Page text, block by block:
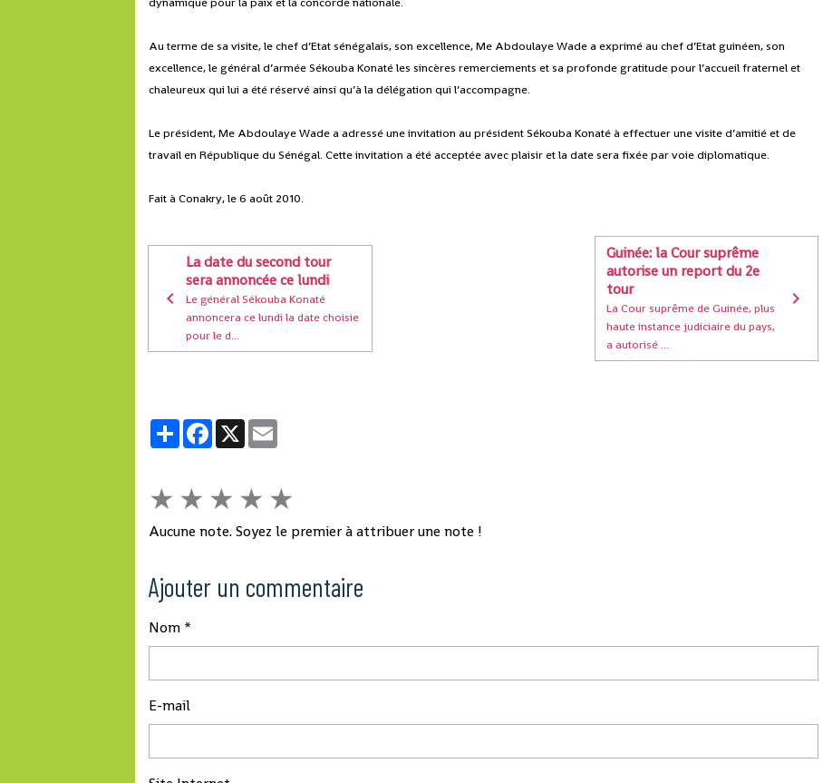
Au terme de sa visite, le chef d’Etat sénégalais, son excellence, Me Abdoulaye Wade a exprimé au chef d’Etat guinéen, son
excellence, le général d’armée Sékouba Konaté les sincères remerciements et sa profonde gratitude pour l’accueil fraternel et
chaleureux qui lui a été réservé ainsi qu’à la délégation qui l’accompagne.
Le président, Me Abdoulaye Wade a adressé une invitation au président Sékouba Konaté à effectuer une visite d’amitié et de
travail en République du Sénégal. Cette invitation a été acceptée avec plaisir et la date sera fixée par voie diplomatique.
Fait à Conakry, le 6 août 2010.
La date du second tour
sera annoncée ce lundi
Le général Sékouba Konaté
annoncera ce lundi la date choisie
pour le d...
Guinée: la Cour suprême
autorise un report du 2e
tour
La Cour suprême de Guinée, plus
haute instance judiciaire du pays,
a autorisé ...
PartagerFacebook
X
★ ★ ★ ★ ★
Aucune note. Soyez le premier à attribuer une note !
Ajouter un commentaire
Nom
E-mail